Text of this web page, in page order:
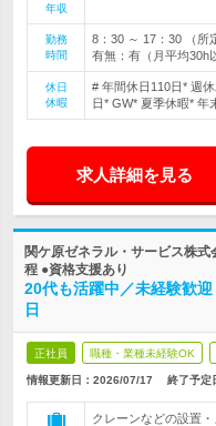
年収
勤務
時間
8：30 ～ 17：30 （
有無：有（月平均30h
休日
休暇
# 年間休日110日* 週
日* GW* 夏季休暇* 年
求人詳細を見る
関ケ原ゼネラル・サービス株
程 ●資格支援あり
20代も活躍中／未経験歓
日
正社員 職種・業種未経験OK
情報更新日：2026/07/17 終了予定
クレーンなどの設置